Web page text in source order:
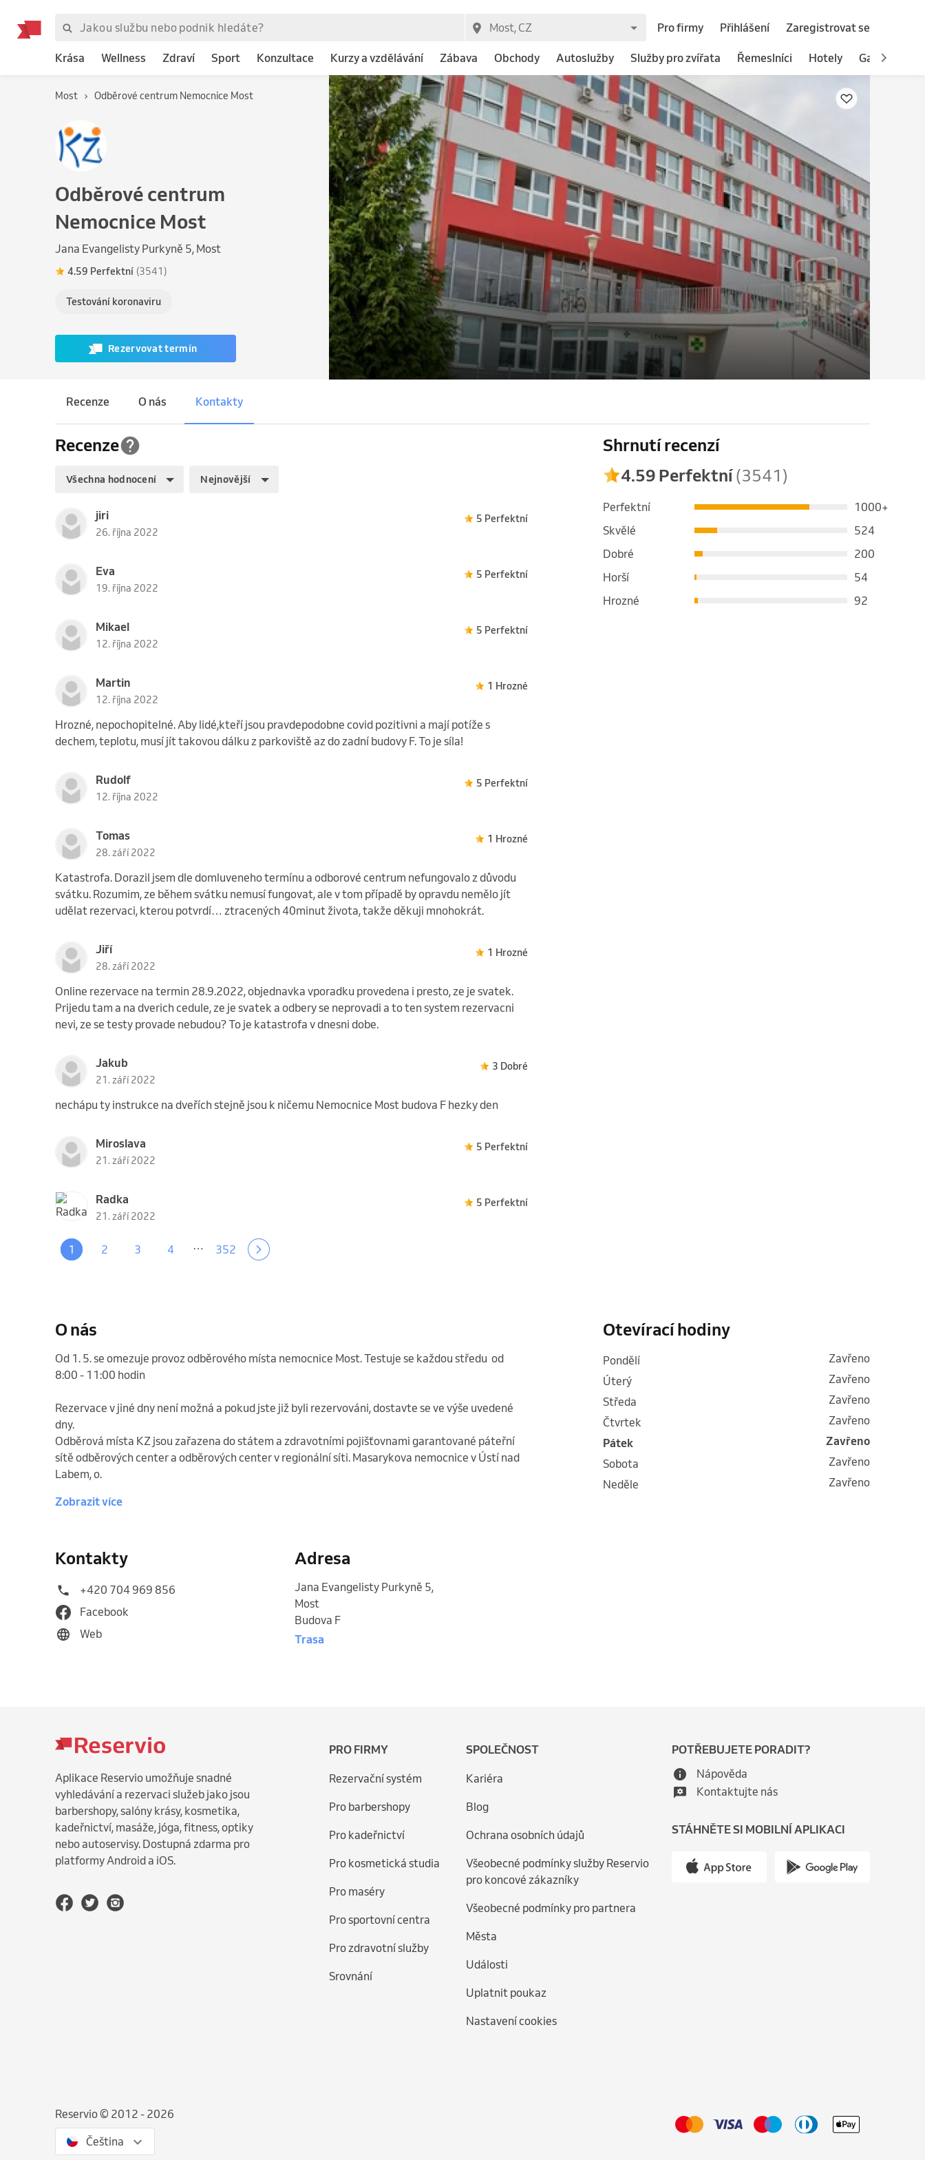
Pro firmy Přihlášení Zaregistrovat se
Krása Wellness Zdraví Sport Konzultace Kurzy a vzdělávání Zábava Obchody Autoslužby Služby pro zvířata Řemeslníci Hotely Gastronomie
Most Odběrové centrum Nemocnice Most
Odběrové centrum
Nemocnice Most
Jana Evangelisty Purkyně 5, Most
4.59 Perfektní (3541)
Testování koronaviru
Rezervovat termín
Recenze O nás Kontakty
Recenze
Všechna hodnocení Nejnovější
jiri
26. října 2022
5 Perfektní
Eva
19. října 2022
5 Perfektní
Mikael
12. října 2022
5 Perfektní
Martin
12. října 2022
1 Hrozné
Hrozné, nepochopitelné. Aby lidé,kteří jsou pravdepodobne covid pozitivni a mají potíže s
dechem, teplotu, musí jít takovou dálku z parkoviště az do zadní budovy F. To je síla!
Rudolf
12. října 2022
5 Perfektní
Tomas
28. září 2022
1 Hrozné
Katastrofa. Dorazil jsem dle domluveneho termínu a odborové centrum nefungovalo z důvodu
svátku. Rozumim, ze během svátku nemusí fungovat, ale v tom případě by opravdu nemělo jít
udělat rezervaci, kterou potvrdí… ztracených 40minut života, takže děkuji mnohokrát.
Jiří
28. září 2022
1 Hrozné
Online rezervace na termin 28.9.2022, objednavka vporadku provedena i presto, ze je svatek.
Prijedu tam a na dverich cedule, ze je svatek a odbery se neprovadi a to ten system rezervacni
nevi, ze se testy provade nebudou? To je katastrofa v dnesni dobe.
Jakub
21. září 2022
3 Dobré
nechápu ty instrukce na dveřích stejně jsou k ničemu Nemocnice Most budova F hezky den
Miroslava
21. září 2022
5 Perfektní
Radka
21. září 2022
5 Perfektní
1 2 3 4 … 352
Shrnutí recenzí
4.59 Perfektní(3541)
Perfektní
1000+
Skvělé
524
Dobré
200
Horší
54
Hrozné
92
O nás
Od 1. 5. se omezuje provoz odběrového místa nemocnice Most. Testuje se každou středu  od
8:00 - 11:00 hodin
Rezervace v jiné dny není možná a pokud jste již byli rezervováni, dostavte se ve výše uvedené
dny.
Odběrová místa KZ jsou zařazena do státem a zdravotními pojišťovnami garantované páteřní
sítě odběrových center a odběrových center v regionální síti. Masarykova nemocnice v Ústí nad
Labem, o.
Zobrazit více
Otevírací hodiny
pondělí
Zavřeno
úterý
Zavřeno
středa
Zavřeno
čtvrtek
Zavřeno
pátek
Zavřeno
sobota
Zavřeno
neděle
Zavřeno
Kontakty
+420 704 969 856
Facebook
Web
Adresa
Jana Evangelisty Purkyně 5,
Most
Budova F
Trasa
Aplikace Reservio umožňuje snadné
vyhledávání a rezervaci služeb jako jsou
barbershopy, salóny krásy, kosmetika,
kadeřnictví, masáže, jóga, fitness, optiky
nebo autoservisy. Dostupná zdarma pro
platformy Android a iOS.
PRO FIRMY
Rezervační systém
Pro barbershopy
Pro kadeřnictví
Pro kosmetická studia
Pro maséry
Pro sportovní centra
Pro zdravotní služby
Srovnání
SPOLEČNOST
Kariéra
Blog
Ochrana osobních údajů
Všeobecné podmínky služby Reservio
pro koncové zákazníky
Všeobecné podmínky pro partnera
Města
Události
Uplatnit poukaz
Nastavení cookies
POTŘEBUJETE PORADIT?
Nápověda
Kontaktujte nás
STÁHNĚTE SI MOBILNÍ APLIKACI
Reservio © 2012 - 2026
Čeština